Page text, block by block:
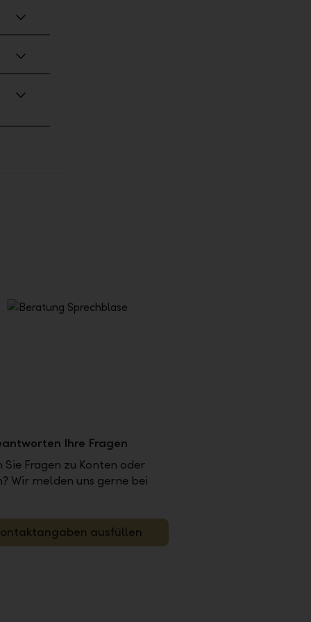
Ihre Fragen
Sie Fragen zu Konten oder
Wir melden uns gerne bei
ausfüllen